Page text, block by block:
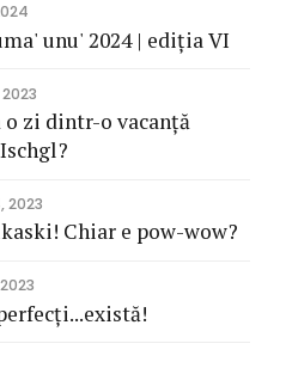
unu' 2024 | ediția VI
2023
o zi dintr-o vacanță
2023
Chiar e pow-wow?
2023